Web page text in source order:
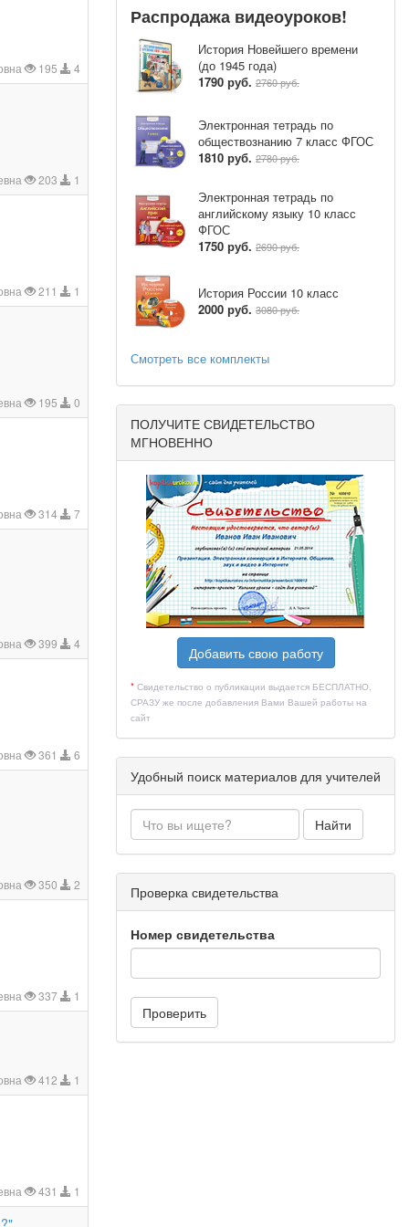
195 4
203 1
211 1
195 0
314 7
399 4
361 6
350 2
337 1
412 1
431 1
Распродажа видеоуроков!
История Новейшего времени
(до 1945 года)
1790 руб. 2760 руб.
Электронная тетрадь по
обществознанию 7 класс ФГОС
1810 руб. 2780 руб.
Электронная тетрадь по
английскому языку 10 класс
ФГОС
1750 руб. 2690 руб.
История России 10 класс
2000 руб. 3080 руб.
Смотреть все комплекты
ПОЛУЧИТЕ СВИДЕТЕЛЬСТВО
МГНОВЕННО
Добавить свою работу
* Свидетельство о публикации выдается БЕСПЛАТНО,
СРАЗУ же после добавления Вами Вашей работы на
сайт
Удобный поиск материалов для учителей
Найти
Проверка свидетельства
Номер свидетельства
Проверить